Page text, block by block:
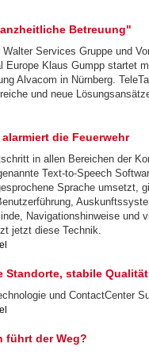
Betreuung"
Walter Services Gruppe und
Europe Klaus Gumpp startet
Alvacom in Nürnberg.
und neue
die Feuerwehr
in allen Bereichen der
Text-to-Speech
Sprache umsetzt,
Navigationshinweise und
jetzt diese Technik.
Standorte, stabile Qualität
und ContactCenter
führt der Weg?